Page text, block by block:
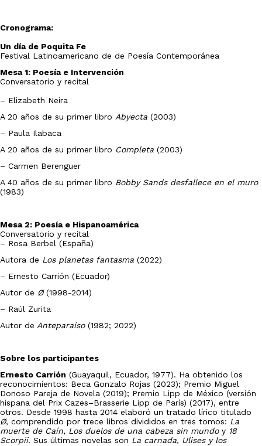
Cronograma:
Un día de Poquita Fe
Festival Latinoamericano de de Poesía Contemporánea
Mesa 1: Poesía e Intervención
Conversatorio y recital
– Elizabeth Neira
A 20 años de su primer libro Abyecta (2003)
– Paula Ilabaca
A 20 años de su primer libro Completa (2003)
– Carmen Berenguer
A 40 años de su primer libro Bobby Sands desfallece en el muro
(1983)
Mesa 2: Poesía e Hispanoamérica
Conversatorio y recital
– Rosa Berbel (España)
Autora de Los planetas fantasma (2022)
– Ernesto Carrión (Ecuador)
Autor de Ø(1998-2014)
– Raúl Zurita
Autor de Anteparaíso(1982; 2022)
Sobre los participantes
Ernesto Carrión (Guayaquil, Ecuador, 1977). Ha obtenido los
reconocimientos: Beca Gonzalo Rojas (2023); Premio Miguel
Donoso Pareja de Novela (2019); Premio Lipp de México (versión
hispana del Prix Cazes–Brasserie Lipp de París) (2017), entre
otros. Desde 1998 hasta 2014 elaboró un tratado lírico titulado
Ø, comprendido por trece libros divididos en tres tomos: La
muerte de Caín, Los duelos de una cabeza sin mundoy 18
Scorpii. Sus últimas novelas son La carnada, Ulises y los